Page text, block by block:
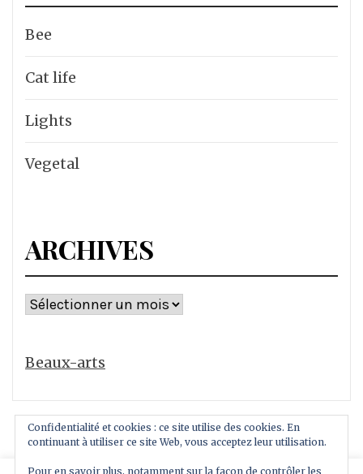
Bee
Cat life
Lights
Vegetal
ARCHIVES
Archives
Beaux-arts
Confidentialité et cookies : ce site utilise des cookies. En
continuant à utiliser ce site Web, vous acceptez leur utilisation.
Pour en savoir plus, notamment sur la façon de contrôler les